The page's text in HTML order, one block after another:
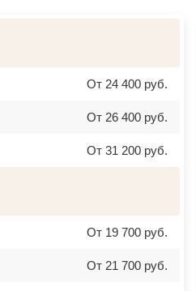
От 24 400 руб.
От 26 400 руб.
От 31 200 руб.
От 19 700 руб.
От 21 700 руб.